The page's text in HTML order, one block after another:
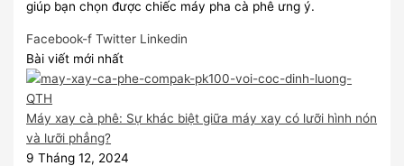
giúp bạn chọn được chiếc máy pha cà phê ưng ý.
Facebook-f Twitter Linkedin
Bài viết mới nhất
Máy xay cà phê: Sự khác biệt giữa máy xay có lưỡi hình nón
và lưỡi phẳng?
9 Tháng 12, 2024